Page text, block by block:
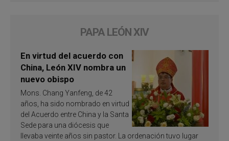
PAPA LEÓN XIV
En virtud del acuerdo con
China, León XIV nombra un
nuevo obispo
Mons. Chang Yanfeng, de 42
años, ha sido nombrado en virtud
del Acuerdo entre China y la Santa
Sede para una diócesis que
llevaba veinte años sin pastor. La ordenación tuvo lugar